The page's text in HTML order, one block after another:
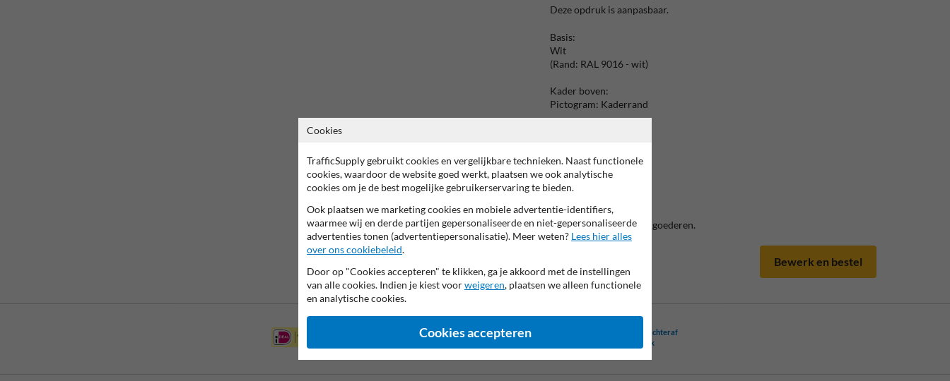
Deze opdruk is aanpasbaar.
Basis:
Wit
(Rand: RAL 9016 - wit)
Kader boven:
Pictogram: Kaderrand
Kader onder:
Pictogram: Kaderrand
Tekstvlak:
Bedrijf ---------- Afgifte goederen.
Bewerk en bestel
Betaling achteraf
is mogelijk
Cookies
TrafficSupply gebruikt cookies en vergelijkbare technieken. Naast functionele
cookies, waardoor de website goed werkt, plaatsen we ook analytische
cookies om je de best mogelijke gebruikerservaring te bieden.
Ook plaatsen we marketing cookies en mobiele advertentie-identifiers,
waarmee wij en derde partijen gepersonaliseerde en niet-gepersonaliseerde
advertenties tonen (advertentiepersonalisatie). Meer weten? Lees hier alles
over ons cookiebeleid.
Door op "Cookies accepteren" te klikken, ga je akkoord met de instellingen
van alle cookies. Indien je kiest voorweigeren, plaatsen we alleen functionele
en analytische cookies.
Cookies accepteren